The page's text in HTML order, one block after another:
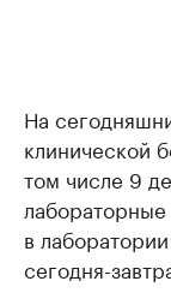
На
клинической
том числе 9
в
сегодня-